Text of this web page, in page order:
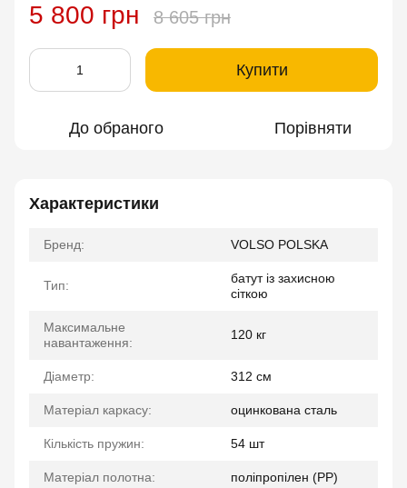
5 800 грн 8 605 грн
Купити
До обраного Порівняти
Характеристики
Бренд: VOLSO POLSKA
Тип:
батут із захисною
сіткою
Максимальне
навантаження:
120 кг
Діаметр: 312 см
Матеріал каркасу: оцинкована сталь
Кількість пружин: 54 шт
Матеріал полотна: поліпропілен (PP)